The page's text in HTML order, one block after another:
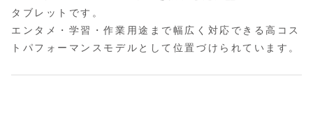
タブレットです。
エンタメ・学習・作業用途まで幅広く対応できる高コス
トパフォーマンスモデルとして位置づけられています。